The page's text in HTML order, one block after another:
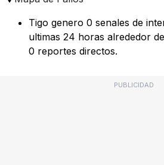
Tigo genero 0 senales de
ultimas 24 horas alrededor
0 reportes directos.
PUBLICIDAD